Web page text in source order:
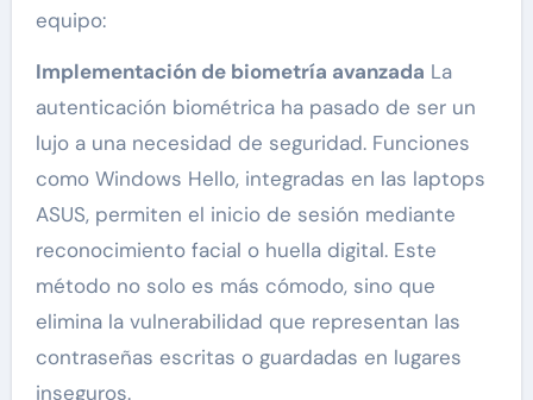
equipo:
Implementación de biometría avanzada La
autenticación biométrica ha pasado de ser un
lujo a una necesidad de seguridad. Funciones
como Windows Hello, integradas en las laptops
ASUS, permiten el inicio de sesión mediante
reconocimiento facial o huella digital. Este
método no solo es más cómodo, sino que
elimina la vulnerabilidad que representan las
contraseñas escritas o guardadas en lugares
inseguros.